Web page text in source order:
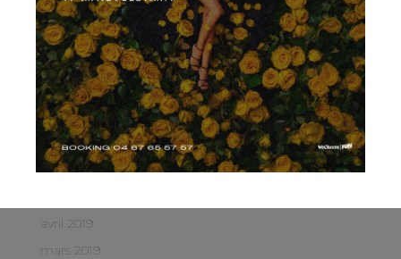
février 2020
novembre 2019
octobre 2019
septembre 2019
août 2019
juillet 2019
juin 2019
avril 2019
mars 2019